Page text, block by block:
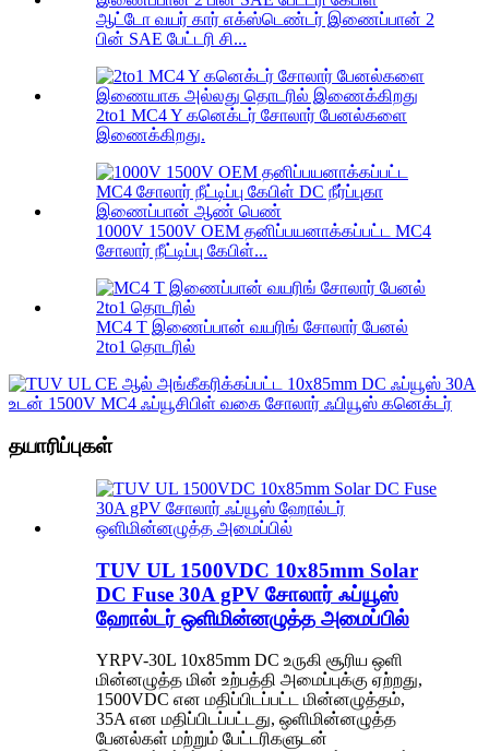
ஆட்டோ வயர் கார் எக்ஸ்டெண்டர் இணைப்பான் 2
பின் SAE பேட்டரி சி...
2to1 MC4 Y கனெக்டர் சோலார் பேனல்களை
இணைக்கிறது.
1000V 1500V OEM தனிப்பயனாக்கப்பட்ட MC4
சோலார் நீட்டிப்பு கேபிள்...
MC4 T இணைப்பான் வயரிங் சோலார் பேனல்
2to1 தொடரில்
தயாரிப்புகள்
TUV UL 1500VDC 10x85mm Solar
DC Fuse 30A gPV சோலார் ஃப்யூஸ்
ஹோல்டர் ஒளிமின்னழுத்த அமைப்பில்
YRPV-30L 10x85mm DC உருகி சூரிய ஒளி
மின்னழுத்த மின் உற்பத்தி அமைப்புக்கு ஏற்றது,
1500VDC என மதிப்பிடப்பட்ட மின்னழுத்தம்,
35A என மதிப்பிடப்பட்டது, ஒளிமின்னழுத்த
பேனல்கள் மற்றும் பேட்டரிகளுடன்